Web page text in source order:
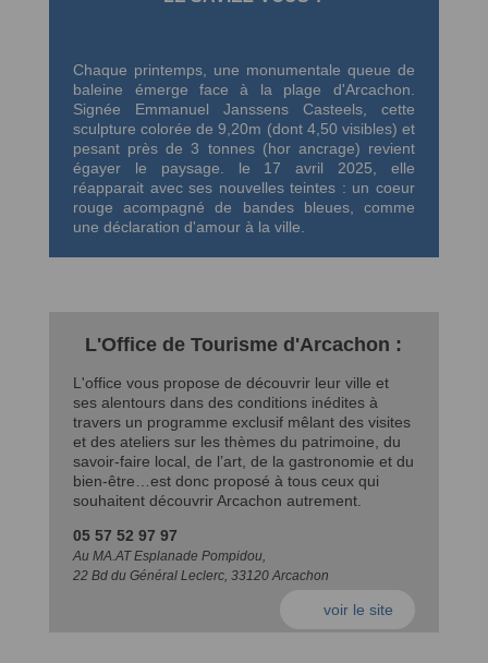
Chaque printemps, une monumentale queue de
baleine émerge face à la plage d'Arcachon.
Signée Emmanuel Janssens Casteels, cette
sculpture colorée de 9,20m (dont 4,50 visibles) et
pesant près de 3 tonnes (hor ancrage) revient
égayer le paysage. le 17 avril 2025, elle
réapparait avec ses nouvelles teintes : un coeur
rouge acompagné de bandes bleues, comme
une déclaration d'amour à la ville.
L'Office de Tourisme d'Arcachon :
L'office vous propose de découvrir leur ville et
ses alentours dans des conditions inédites à
travers un programme exclusif mêlant des visites
et des ateliers sur les thèmes du patrimoine, du
savoir-faire local, de l’art, de la gastronomie et du
bien-être…est donc proposé à tous ceux qui
souhaitent découvrir Arcachon autrement.
05 57 52 97 97
Au MA.AT Esplanade Pompidou,
22 Bd du Général Leclerc, 33120 Arcachon
voir le site